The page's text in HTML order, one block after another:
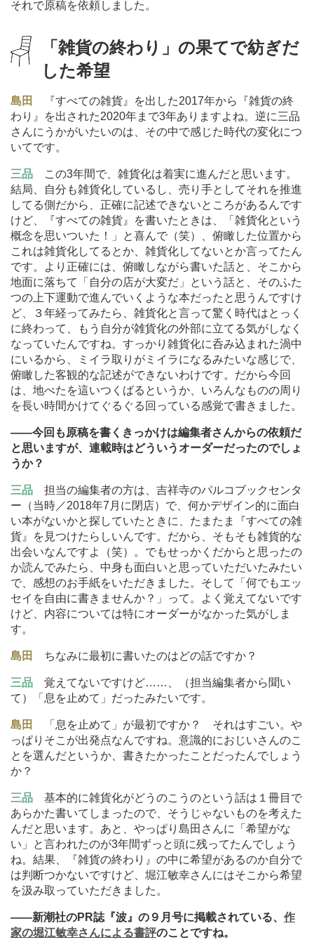
それで原稿を依頼しました。
「雑貨の終わり」の果てで紡ぎだ
した希望
島田
『すべての雑貨』を出した2017年から『雑貨の終
わり』を出された2020年まで3年ありますよね。逆に三品
さんにうかがいたいのは、その中で感じた時代の変化につ
いてです。
三品
この3年間で、雑貨化は着実に進んだと思います。
結局、自分も雑貨化しているし、売り手としてそれを推進
してる側だから、正確に記述できないところがあるんです
けど、『すべての雑貨』を書いたときは、「雑貨化という
概念を思いついた！」と喜んで（笑）、俯瞰した位置から
これは雑貨化してるとか、雑貨化してないとか言ってたん
です。より正確には、俯瞰しながら書いた話と、そこから
地面に落ちて「自分の店が大変だ」という話と、そのふた
つの上下運動で進んでいくような本だったと思うんですけ
ど、３年経ってみたら、雑貨化と言って驚く時代はとっく
に終わって、もう自分が雑貨化の外部に立てる気がしなく
なっていたんですね。すっかり雑貨化に呑み込まれた渦中
にいるから、ミイラ取りがミイラになるみたいな感じで、
俯瞰した客観的な記述ができないわけです。だから今回
は、地べたを這いつくばるというか、いろんなものの周り
を長い時間かけてぐるぐる回っている感覚で書きました。
――今回も原稿を書くきっかけは編集者さんからの依頼だ
と思いますが、連載時はどういうオーダーだったのでしょ
うか？
三品
担当の編集者の方は、吉祥寺のパルコブックセンタ
ー（当時／2018年7月に閉店）で、何かデザイン的に面白
い本がないかと探していたときに、たまたま『すべての雑
貨』を見つけたらしいんです。だから、そもそも雑貨的な
出会いなんですよ（笑）。でもせっかくだからと思ったの
か読んでみたら、中身も面白いと思っていただいたみたい
で、感想のお手紙をいただきました。そして「何でもエッ
セイを自由に書きませんか？」って。よく覚えてないです
けど、内容については特にオーダーがなかった気がしま
す。
島田 ちなみに最初に書いたのはどの話ですか？
三品 覚えてないですけど… …、（担当編集者から聞い
て）「息を止めて」だったみたいです。
島田
「息を止めて」が最初ですか？ それはすごい。や
っぱりそこが出発点なんですね。意識的におじいさんのこ
とを選んだというか、書きたかったことだったんでしょう
か？
三品
基本的に雑貨化がどうのこうのという話は１冊目で
あらかた書いてしまったので、そうじゃないものを考えた
んだと思います。あと、やっぱり島田さんに「希望がな
い」と言われたのが3年間ずっと頭に残ってたんでしょう
ね。結果、『雑貨の終わり』の中に希望があるのか自分で
は判断つかないですけど、堀江敏幸さんにはそこから希望
を汲み取っていただきました。
――新潮社のPR誌『波』の９月号に掲載されている、 作
家の堀江敏幸さんによる書評のことですね。